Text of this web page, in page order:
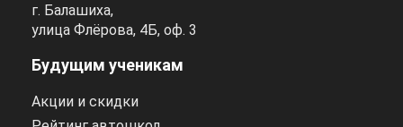
г. Балашиха,
улица Флёрова, 4Б, оф. 3
Будущим ученикам
Акции и скидки